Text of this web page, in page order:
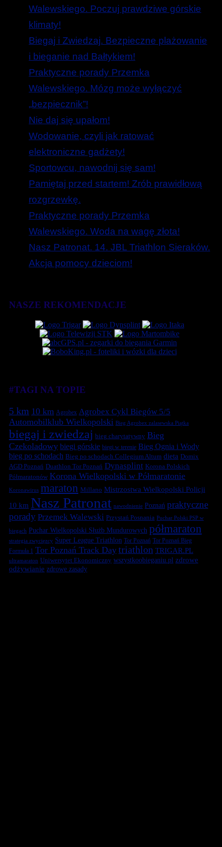
Walewskiego. Poczuj prawdziwe górskie
klimaty!
Biegaj i Zwiedzaj. Bezpieczne plażowanie
i bieganie nad Bałtykiem!
Praktyczne porady Przemka
Walewskiego. Mózg może wyłączyć
„bezpiecznik”!
Nie daj się upałom!
Wodowanie, czyli jak ratować
elektroniczne gadżety!
Sportowcu, nawodnij się sam!
Pamiętaj przed startem! Zrób prawidłową
rozgrzewkę.
Praktyczne porady Przemka
Walewskiego. Woda na wagę złota!
Nasz Patronat. 14. JBL Triathlon Sieraków.
Akcja pomocy dzieciom!
NASZE REKOMENDACJE
#TAGI NA TOPIE
5 km 10 km Agrobex Agrobex Cykl Biegów 5/5
Automobilklub Wielkopolski Bieg Agrobex zalasewska Piątka
biegaj i zwiedzaj bieg charytatywny Bieg
Czekoladowy biegi górskie biegi w terenie Bieg Ognia i Wody
bieg po schodach Bieg po schodach Collegium Altum dieta Domix
AGD Poznań Duathlon Tor Poznań Dynasplint Korona Polskich
Półmaratonów Korona Wielkopolski w Półmaratonie
Koronawirus maraton Millano Mistrzostwa Wielkopolski Policji
10 km Nasz Patronat nawodnienie Poznań praktyczne
porady Przemek Walewski Przystań Posnania Puchar Polski PSP w
biegach Puchar Wielkopolski Służb Mundurowych półmaraton
strategia zwycięzcy Super League Triathlon Tor Poznań Tor Poznań Bieg
Formuła 1 Tor Poznań Track Day triathlon TRIGAR.PL
ultramaraton Uniwersytet Ekonomiczny wszystkoobieganiu.pl zdrowe
odżywianie zdrowe zasady